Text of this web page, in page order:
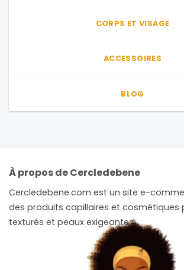
CORPS ET VISAGE
ACCESSOIRES
BLOG
À propos de Cercledebene
Cercledebene.com est un site e-
des produits capillaires et cosmétiques
texturés et peaux exigeantes.